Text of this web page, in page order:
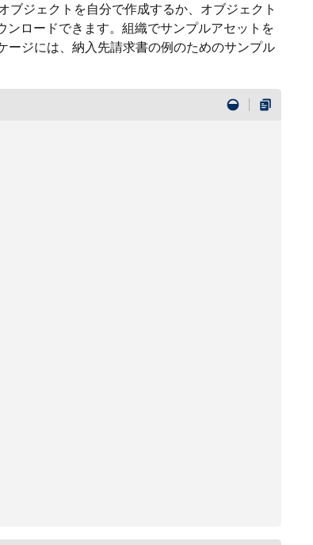
ジェクトを自分で作成するか、オブジェクト
ロードできます。組織でサンプルアセットを
ージには、納入先請求書の例のためのサンプル